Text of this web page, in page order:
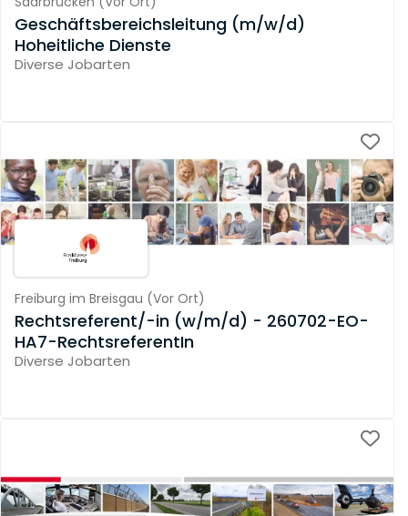
Geschäftsbereichsleitung (m/w/d)
Hoheitliche Dienste
Diverse Jobarten
Freiburg im Breisgau (Vor Ort)
Rechtsreferent/-in (w/m/d) - 260702-EO-
HA7-RechtsreferentIn
Diverse Jobarten